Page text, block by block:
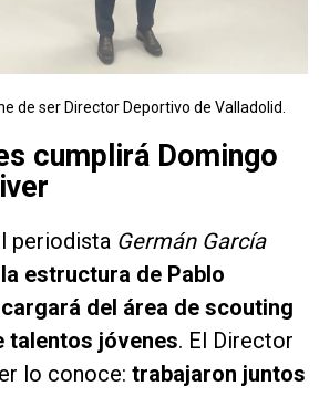
de ser Director Deportivo de Valladolid.
cumplirá Domingo
periodista Germán García
estructura de Pablo
del área de scouting
talentos jóvenes. El Director
lo conoce: trabajaron juntos